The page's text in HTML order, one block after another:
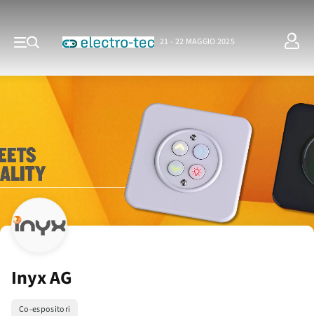
21 - 22 MAGGIO 2025
Inyx AG
Co-espositori